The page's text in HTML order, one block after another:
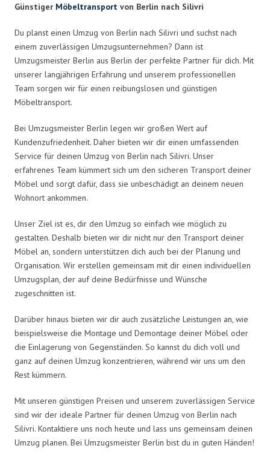
Günstiger Möbeltransport von Berlin nach Silivri
Du planst einen Umzug von Berlin nach Silivri und suchst nach
einem zuverlässigen Umzugsunternehmen? Dann ist
Umzugsmeister Berlin aus Berlin der perfekte Partner für dich. Mit
unserer langjährigen Erfahrung und unserem professionellen
Team sorgen wir für einen reibungslosen und günstigen
Möbeltransport.
Bei Umzugsmeister Berlin legen wir großen Wert auf
Kundenzufriedenheit. Daher bieten wir dir einen umfassenden
Service für deinen Umzug von Berlin nach Silivri. Unser
erfahrenes Team kümmert sich um den sicheren Transport deiner
Möbel und sorgt dafür, dass sie unbeschädigt an deinem neuen
Wohnort ankommen.
Unser Ziel ist es, dir den Umzug so einfach wie möglich zu
gestalten. Deshalb bieten wir dir nicht nur den Transport deiner
Möbel an, sondern unterstützen dich auch bei der Planung und
Organisation. Wir erstellen gemeinsam mit dir einen individuellen
Umzugsplan, der auf deine Bedürfnisse und Wünsche
zugeschnitten ist.
Darüber hinaus bieten wir dir auch zusätzliche Leistungen an, wie
beispielsweise die Montage und Demontage deiner Möbel oder
die Einlagerung von Gegenständen. So kannst du dich voll und
ganz auf deinen Umzug konzentrieren, während wir uns um den
Rest kümmern.
Mit unseren günstigen Preisen und unserem zuverlässigen Service
sind wir der ideale Partner für deinen Umzug von Berlin nach
Silivri. Kontaktiere uns noch heute und lass uns gemeinsam deinen
Umzug planen. Bei Umzugsmeister Berlin bist du in guten Händen!